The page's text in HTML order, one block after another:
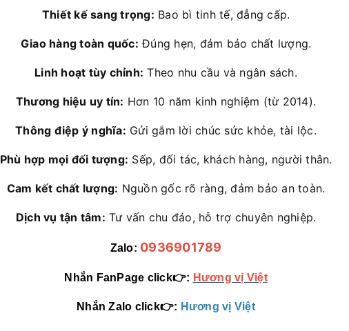
Thiết kế sang trọng: Bao bì tinh tế, đẳng cấp.
Giao hàng toàn quốc: Đúng hẹn, đảm bảo chất lượng.
Linh hoạt tùy chỉnh: Theo nhu cầu và ngân sách.
Thương hiệu uy tín: Hơn 10 năm kinh nghiệm (từ 2014).
Thông điệp ý nghĩa: Gửi gắm lời chúc sức khỏe, tài lộc.
Phù hợp mọi đối tượng: Sếp, đối tác, khách hàng, người thân.
Cam kết chất lượng: Nguồn gốc rõ ràng, đảm bảo an toàn.
Dịch vụ tận tâm: Tư vấn chu đáo, hỗ trợ chuyên nghiệp.
Zalo: 0936901789
Nhắn FanPage click👉: Hương vị Việt
Nhắn Zalo click👉: Hương vị Việt